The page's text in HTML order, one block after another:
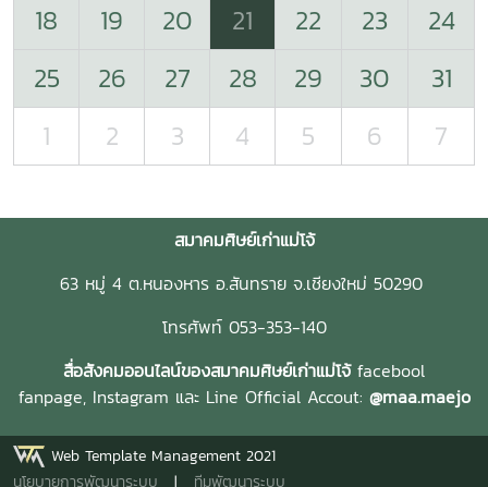
18
19 20 21 22 23
24
25
26 27 28 29 30
31
1
2 3 4 5 6 7
สมาคมศิษย์เก่าแม่โจ้
63 หมู่ 4 ต.หนองหาร อ.สันทราย จ.เชียงใหม่ 50290
โทรศัพท์ 053-353-140
สื่อสังคมออนไลน์ของสมาคมศิษย์เก่าแม่โจ้ facebool
fanpage,Instagram และ Line Official Accout: @maa.maejo
Web Template Management 2021
นโยบายการพัฒนาระบบ | ทีมพัฒนาระบบ